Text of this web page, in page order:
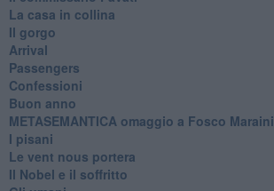
La casa in collina
Il gorgo
Arrival
Passengers
Confessioni
Buon anno
METASEMANTICA omaggio a Fosco Maraini
I pisani
Le vent nous portera
Il Nobel e il soffritto